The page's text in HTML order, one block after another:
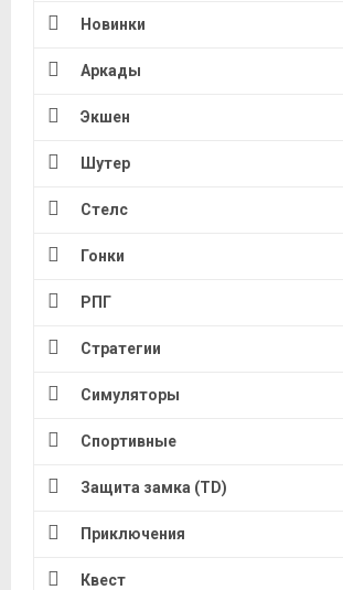
Новинки
Аркады
Экшен
Шутер
Стелс
Гонки
РПГ
Стратегии
Симуляторы
Спортивные
Защита замка (TD)
Приключения
Квест